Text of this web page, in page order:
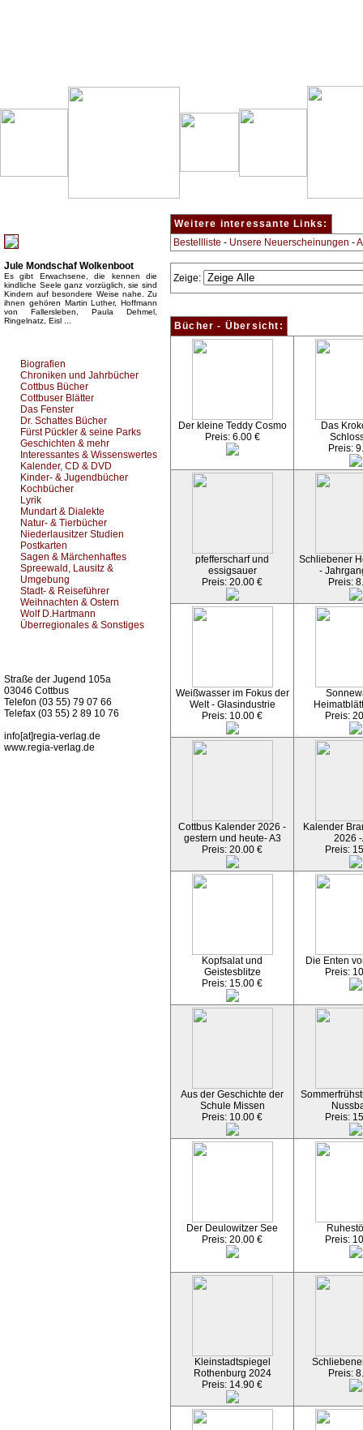
Jule Mondschaf Wolkenboot
Es gibt Erwachsene, die kennen die
kindliche Seele ganz vorzüglich, sie sind
Kindern auf besondere Weise nahe. Zu
ihnen gehören Martin Luther, Hoffmann
von Fallersleben, Paula Dehmel,
Ringelnatz, Eisl ...
Biografien
Chroniken und Jahrbücher
Cottbus Bücher
Cottbuser Blätter
Das Fenster
Dr. Schattes Bücher
Fürst Pückler & seine Parks
Geschichten & mehr
Interessantes & Wissenswertes
Kalender, CD & DVD
Kinder- & Jugendbücher
Kochbücher
Lyrik
Mundart & Dialekte
Natur- & Tierbücher
Niederlausitzer Studien
Postkarten
Sagen & Märchenhaftes
Spreewald, Lausitz &
Umgebung
Stadt- & Reiseführer
Weihnachten & Ostern
Wolf D.Hartmann
Überregionales & Sonstiges
Straße der Jugend 105a
03046 Cottbus
Telefon (03 55) 79 07 66
Telefax (03 55) 2 89 10 76
info[at]regia-verlag.de
www.regia-verlag.de
Weitere interessante Links:
Bestellliste - Unsere Neuerscheinungen -
Zeige:
Bücher - Übersicht:
Der kleine Teddy Cosmo
Preis: 6.00 €
Das
Preis:
pfefferscharf und
essigsauer
Preis: 20.00 €
Schliebener
-
Preis:
Weißwasser im Fokus der
Welt - Glasindustrie
Preis: 10.00 €
Preis:
Cottbus Kalender 2026 -
gestern und heute- A3
Preis: 20.00 €
Kalender
2026
Preis:
Kopfsalat und
Geistesblitze
Preis: 15.00 €
Die Enten
Preis:
Aus der Geschichte der
Schule Missen
Preis: 10.00 €
Preis:
Der Deulowitzer See
Preis: 20.00 €
Preis:
Kleinstadtspiegel
Rothenburg 2024
Preis: 14.90 €
Preis: